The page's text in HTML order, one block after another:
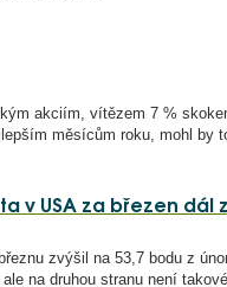
akciím, vítězem 7 %
měsícům roku, mohl by
v USA za březen dál
zvýšil na 53,7 bodu z
na druhou stranu není